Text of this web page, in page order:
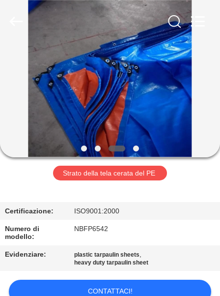
CASA
PRODOTTI
GIRO
CONTROLLO
DI
QUALITÀ
CONTATTICI
Strato della tela cerata del PE
Certificazione: ISO9001:2000
Numero di
modello:
NBFP6542
Evidenziare: plastic tarpaulin sheets,
heavy duty tarpaulin sheet
CONTATTACI!